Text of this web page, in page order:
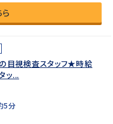
目視検査スタッフ★時給
ッ...
5分